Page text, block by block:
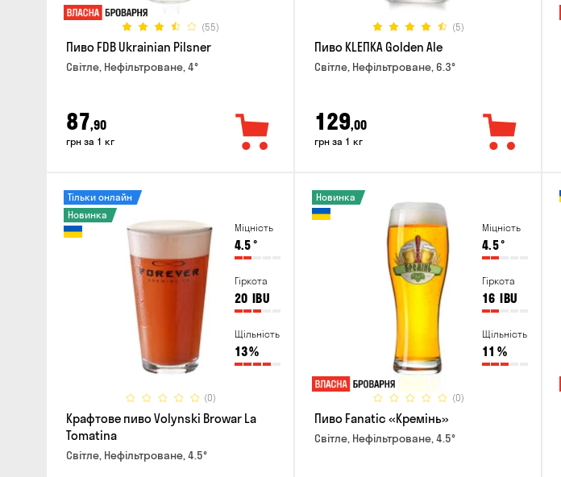
(55)
Пиво FDB Ukrainian Pilsner
Світле, Нефільтроване, 4°
87,90
грн за 1 кг
(5)
Пиво KLEПКА Golden Ale
Світле, Нефільтроване, 6.3°
129,00
грн за 1 кг
Міцність
4.5°
Гіркота
20 IBU
Щільність
13%
(0)
Тільки онлайн
Новинка
Крафтове пиво Volynski Browar La
Tomatina
Світле, Нефільтроване, 4.5°
Міцність
4.5°
Гіркота
16 IBU
Щільність
11 %
(0)
Новинка
Пиво Fanatic «Кремінь»
Світле, Нефільтроване, 4.5°